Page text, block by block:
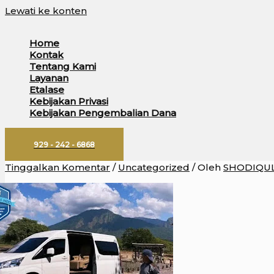
Lewati ke konten
Home
Kontak
Tentang Kami
Layanan
Etalase
Kebijakan Privasi
Kebijakan Pengembalian Dana
929 - 242 - 6868
Tinggalkan Komentar / Uncategorized / Oleh